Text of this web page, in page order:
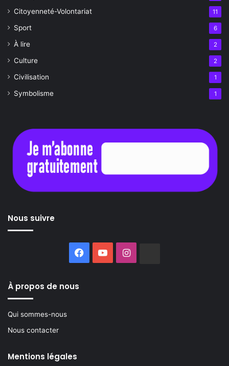
Citoyenneté-Volontariat 11
Sport 6
À lire 2
Culture 2
Civilisation 1
Symbolisme 1
Nous suivre
Facebook
YouTubeInstagram
À propos de nous
Qui sommes-nous
Nous contacter
Mentions légales